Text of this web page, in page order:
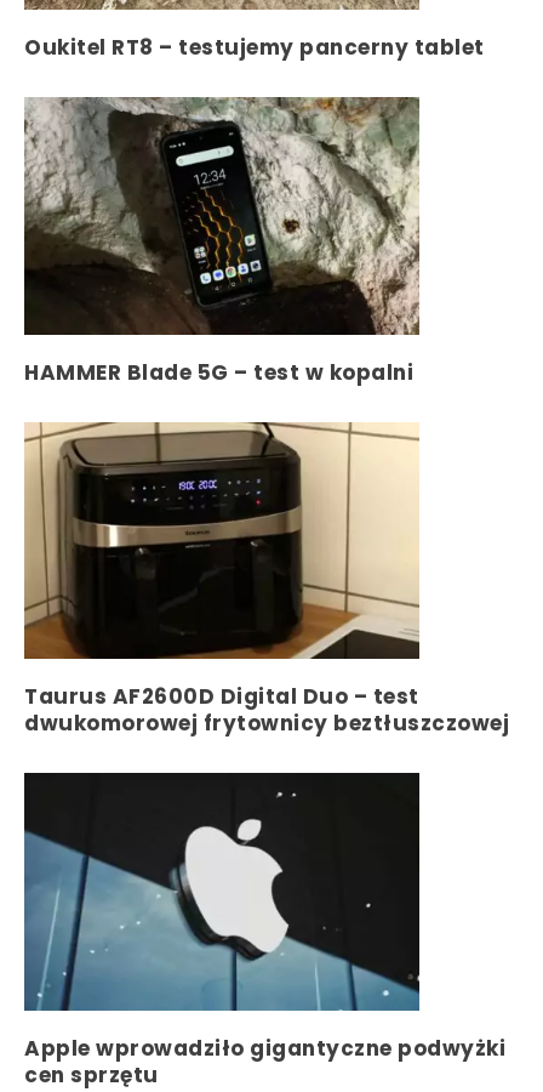
Oukitel RT8 – testujemy pancerny tablet
HAMMER Blade 5G – test w kopalni
Taurus AF2600D Digital Duo – test
dwukomorowej frytownicy beztłuszczowej
Apple wprowadziło gigantyczne podwyżki
cen sprzętu